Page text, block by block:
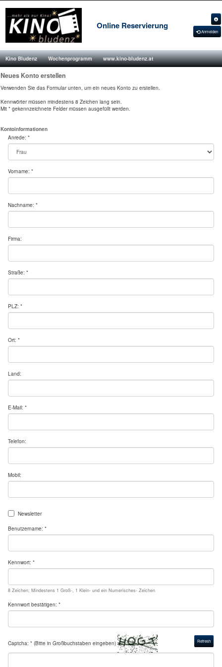
Online Reservierung
Anmelden
Kino Bludenz Wochenprogramm www.kino-bludenz.at
Neues Konto erstellen
Verwenden Sie das Formular unten, um ein neues Konto zu erstellen.
Kennwörter müssen mindestens 8 Zeichen lang sein.
Mit * gekennzeichnete Felder müssen ausgefüllt werden.
Kontoinformationen
Anrede: *
Vorname: *
Nachname: *
Firma:
Straße: *
PLZ: *
Ort: *
Land:
E-Mail: *
Telefon:
Mobil:
Newsletter
Benutzername: *
Kennwort: *
8 Zeichen; Mindestens 1 Groß-, 1 Klein- und ein Numerisches- Zeichen
Kennwort bestätigen: *
Captcha: * (Bitte in Großbuchstaben eingeben) Refresh